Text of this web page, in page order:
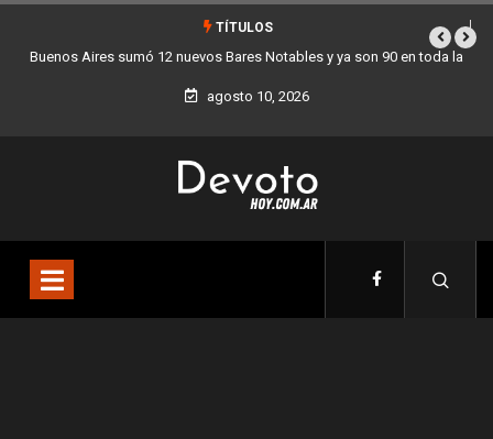
TÍTULOS
Buenos Aires sumó 12 nuevos Bares Notables y ya son 90 en toda la
Ciudad
agosto 10, 2026